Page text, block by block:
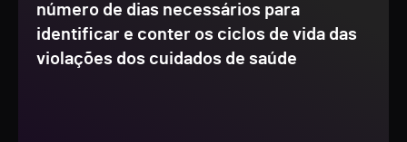
número de dias necessários para
identificar e conter os ciclos de vida das
violações dos cuidados de saúde